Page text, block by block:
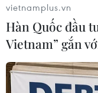
vietnamplus.vn
Hàn Quốc đầu
Vietnam” gắn